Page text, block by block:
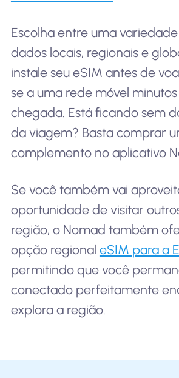
Escolha entre uma
dados locais, regionais e
instale seu eSIM antes de
se a uma rede móvel
chegada. Está ficando sem
da viagem? Basta comprar
complemento no aplicativo
Se você também vai
oportunidade de visitar
região, o Nomad também
opção regional eSIM para a
permitindo que você
conectado perfeitamente
explora a região.